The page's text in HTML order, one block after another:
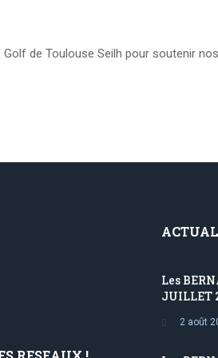
Golf de Toulouse Seilh pour soutenir
Les
JUILLET
2 août